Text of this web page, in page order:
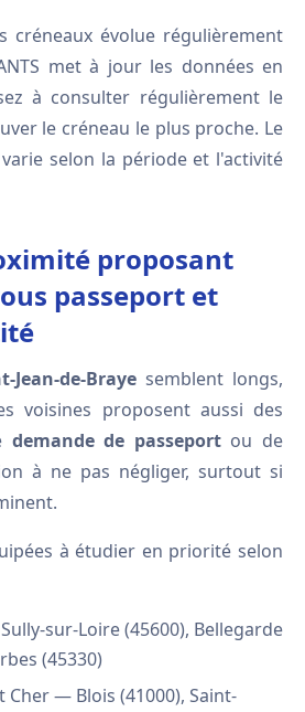
créneaux évolue régulièrement
met à jour les données en
à consulter régulièrement le
le créneau le plus proche. Le
selon la période et l'activité
proposant
passeport et
Jean-de-Braye semblent longs,
voisines proposent aussi des
demande de passeportou de
à ne pas négliger, surtout si
à étudier en priorité selon
sur-Loire (45600), Bellegarde
(45330)
Cher — Blois (41000), Saint-